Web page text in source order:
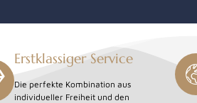
Erstklassiger Service
Die perfekte Kombination aus
individueller Freiheit und den